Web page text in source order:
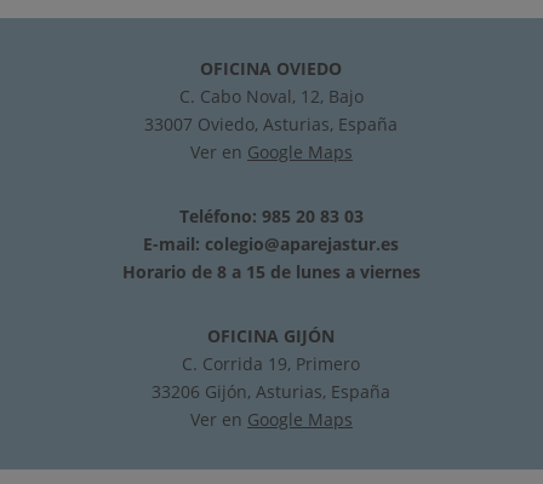
OFICINA OVIEDO
C. Cabo Noval, 12, Bajo
33007 Oviedo, Asturias, España
Ver en Google Maps
Teléfono: 985 20 83 03
E-mail: colegio@aparejastur.es
Horario de 8 a 15 de lunes a viernes
OFICINA GIJÓN
C. Corrida 19, Primero
33206 Gijón, Asturias, España
Ver en Google Maps